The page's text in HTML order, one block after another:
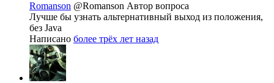
Romanson @Romanson Автор вопроса
Лучше бы узнать альтернативный выход из положения,
без Java
Написано более трёх лет назад